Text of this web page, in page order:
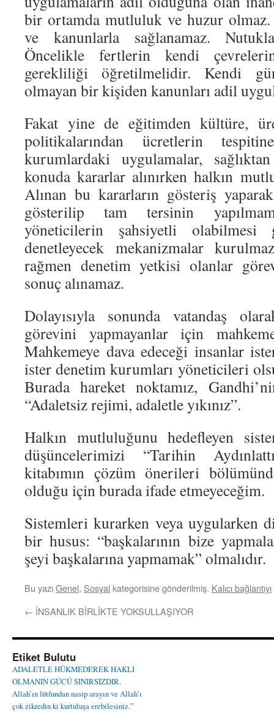
bir ortamda mutluluk ve huzur olmaz.
ve kanunlarla sağlanamaz.
Öncelikle fertlerin kendi
gerekliliği öğretilmelidir. Kendi
olmayan bir kişiden kanunları adil
Fakat yine de eğitimden kültüre,
politikalarından ücretlerin
kurumlardaki uygulamalar,
konuda kararlar alınırken halkın
Alınan bu kararların gösteriş
gösterilip tam tersinin
yöneticilerin şahsiyetli olabilmesi
denetleyecek mekanizmalar
rağmen denetim yetkisi olanlar
sonuç alınamaz.
Dolayısıyla sonunda vatandaş
görevini yapmayanlar için
Mahkemeye dava edeceği insanlar
ister denetim kurumları yöneticileri
Burada hareket noktamız,
“Adaletsiz rejimi, adaletle yıkınız”.
Halkın mutluluğunu hedefleyen
düşüncelerimizi “Tarihin
kitabımın çözüm önerileri
olduğu için burada ifade etmeyeceğim.
Sistemleri kurarken veya uygularken
bir husus: “başkalarının bize
şeyi başkalarına yapmamak” olmalıdır.
Bu yazıGenel, Sosyal kategorisine gönderilmiş. Kalıcı bağlantıyı
← İNSANLIK BİRLİKTE YOKSULLAŞIYOR
Etiket Bulutu
ADALETLE HÜKMEDEREK HAKLI
OLMANIN GÜCÜ SINIRSIZDIR.
Allah’ın lütfundan nasip arayın ve Allah’ı
çok zikredin ki kurtuluşa erebilesiniz.”